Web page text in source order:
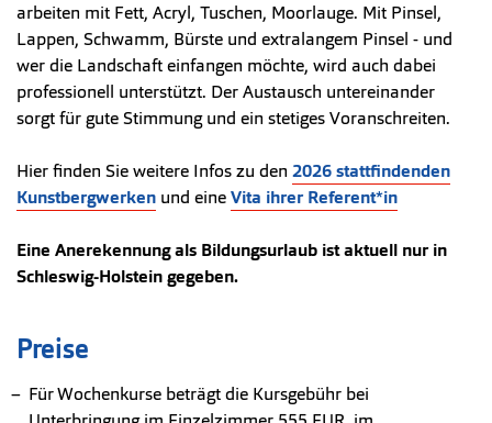
arbeiten mit Fett, Acryl, Tuschen, Moorlauge. Mit Pinsel,
Lappen, Schwamm, Bürste und extralangem Pinsel - und
wer die Landschaft einfangen möchte, wird auch dabei
professionell unterstützt. Der Austausch untereinander
sorgt für gute Stimmung und ein stetiges Voranschreiten.
Hier finden Sie weitere Infos zu den 2026 stattfindenden
Kunstbergwerken und eineVita ihrer Referent*in
Eine Anerekennung als Bildungsurlaub ist aktuell nur in
Schleswig-Holstein gegeben.
Preise
Für Wochenkurse beträgt die Kursgebühr bei